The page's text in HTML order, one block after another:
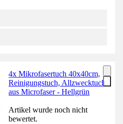
4x Mikrofasertuch 40x40cm,
Reinigungstuch, Allzwecktuch
aus Microfaser - Hellgrün
Artikel wurde noch nicht
bewertet.